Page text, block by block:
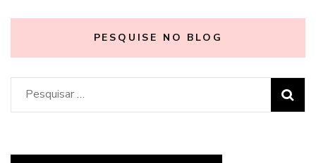
PESQUISE NO BLOG
Pesquisar
por: